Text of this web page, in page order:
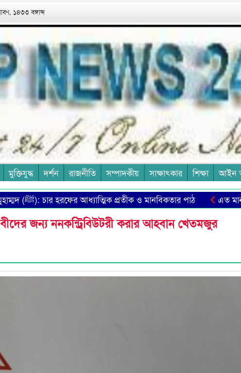
১৪৩৩ বঙ্গাব্দ
মুক্তিযুদ্ধ দর্শন রাজনীতি সম্পাদকীয় সাক্ষাৎকার শিক্ষা আইন
মুহাম্মদ (ﷺ): চার হরফের আধ্যাত্মিক প্রতীক ও মানবিকতার পাঠ এত
আজ চা শ্রমিক ইউনিয়নের দ্রুত নির্বাচন দাবিতে সমাবেশ ও মানববন্ধন
জন্য ননকন্ট্রিবিউটরী করার আহবান খেতমজুর